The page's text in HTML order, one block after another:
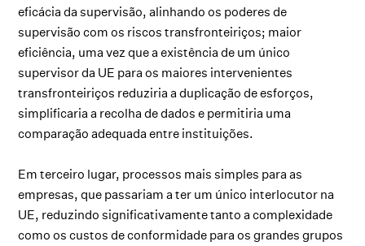
eficácia da supervisão, alinhando os poderes de
supervisão com os riscos transfronteiriços; maior
eficiência, uma vez que a existência de um único
supervisor da UE para os maiores intervenientes
transfronteiriços reduziria a duplicação de esforços,
simplificaria a recolha de dados e permitiria uma
comparação adequada entre instituições.
Em terceiro lugar, processos mais simples para as
empresas, que passariam a ter um único interlocutor na
UE, reduzindo significativamente tanto a complexidade
como os custos de conformidade para os grandes grupos